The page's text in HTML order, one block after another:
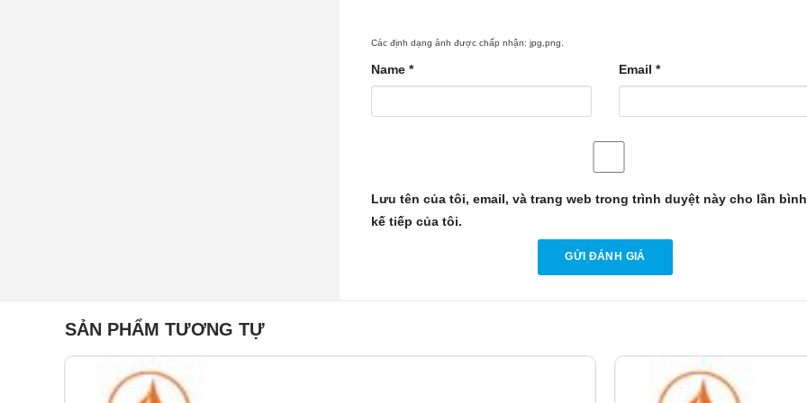
Các định dạng ảnh được chấp nhận: jpg,png.
Name * Email *
Lưu tên của tôi, email, và trang web trong trình duyệt này cho lần
kế tiếp của tôi.
SẢN PHẨM TƯƠNG TỰ